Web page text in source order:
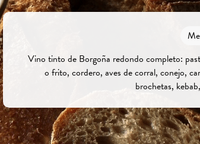
Vino tinto de Borgoña redondo completo:
o frito, cordero, aves de corral, conejo,
brochetas,